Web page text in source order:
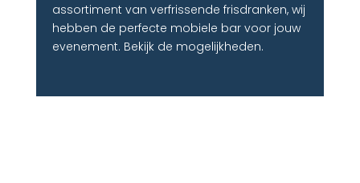
assortiment van verfrissende frisdranken, wij
hebben de perfecte mobiele bar voor jouw
evenement. Bekijk de mogelijkheden.